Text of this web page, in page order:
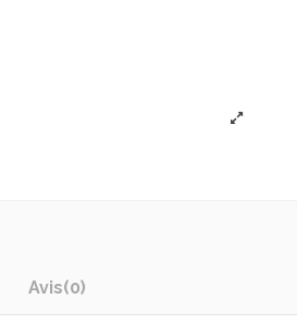
Avis(0)